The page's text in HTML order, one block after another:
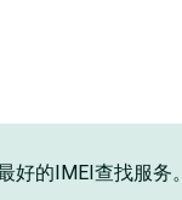
好的IMEI查找服务。